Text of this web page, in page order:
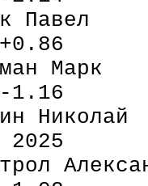
1.16